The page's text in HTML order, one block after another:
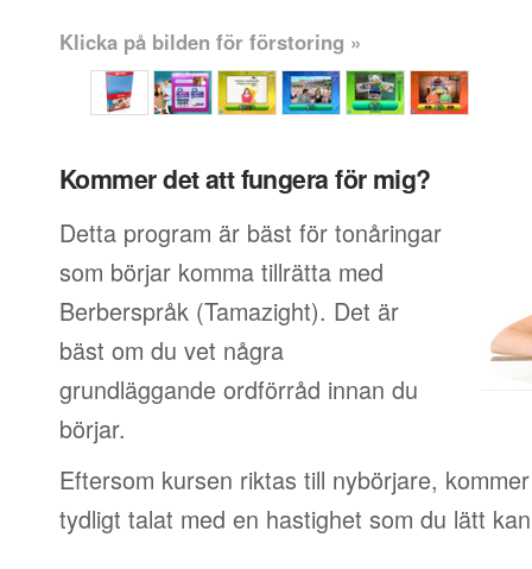
Klicka på bilden för förstoring »
Kommer det att fungera för mig?
Detta program är bäst för tonåringar
som börjar komma tillrätta med
Berberspråk (Tamazight). Det är
bäst om du vet några
grundläggande ordförråd innan du
börjar.
Eftersom kursen riktas till nybörjare,
tydligt talat med en hastighet som du lätt